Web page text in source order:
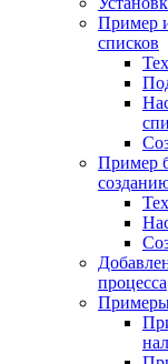
Пример
списков
Пример
процесса
Примеры